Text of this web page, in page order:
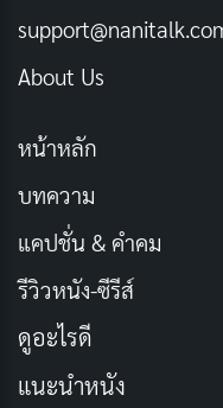
การทําความเข้าใจรูป
ได้ง่ายขึ้น ตัวอย่างเช่น
คือ 0 และผลคูณของจํา
ฝึกปฏิบัติอย่างสม่ําเส
สอดคล้องกันเป็นสิ่งจําเ
ตารางสูตรคูณ การจัดสร
About Us
หน้าหลัก
บทความ
แคปชั่น & คำคม
รีวิวหนัง-ซีรีส์
ดูอะไรดี
แนะนำหนัง